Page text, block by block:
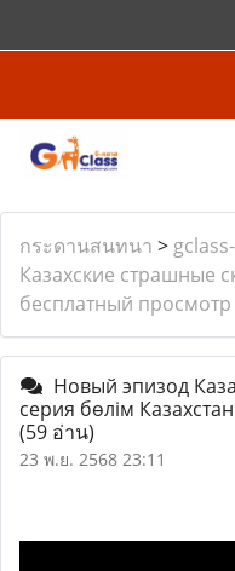
กระดานสนทนา >
Казахские страшные
бесплатный просмотр
Новый эпизод
серия бөлім
(59 อ่าน)
23 พ.ย. 2568 23:11